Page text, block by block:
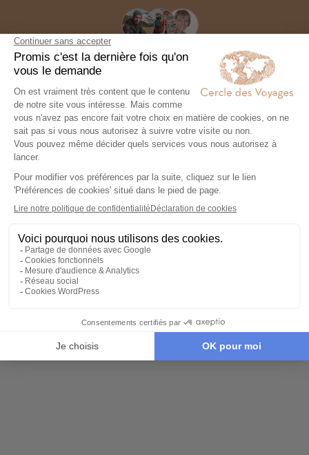
Commencez à voyager
Nos conseillers experts conçoivent avez vous, un
voyage exceptionnel 100% personnalisé
Contactez un conseiller